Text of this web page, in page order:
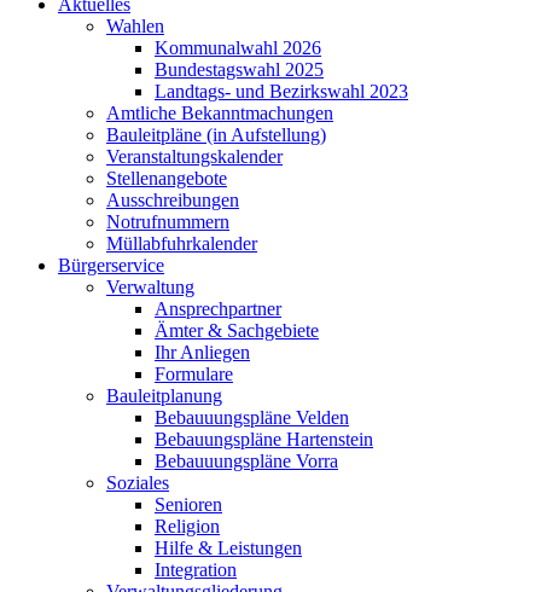
Aktuelles
Wahlen
Kommunalwahl 2026
Bundestagswahl 2025
Landtags- und Bezirkswahl 2023
Amtliche Bekanntmachungen
Bauleitpläne (in Aufstellung)
Veranstaltungskalender
Stellenangebote
Ausschreibungen
Notrufnummern
Müllabfuhrkalender
Bürgerservice
Verwaltung
Ansprechpartner
Ämter & Sachgebiete
Ihr Anliegen
Formulare
Bauleitplanung
Bebauuungspläne Velden
Bebauungspläne Hartenstein
Bebauuungspläne Vorra
Soziales
Senioren
Religion
Hilfe & Leistungen
Integration